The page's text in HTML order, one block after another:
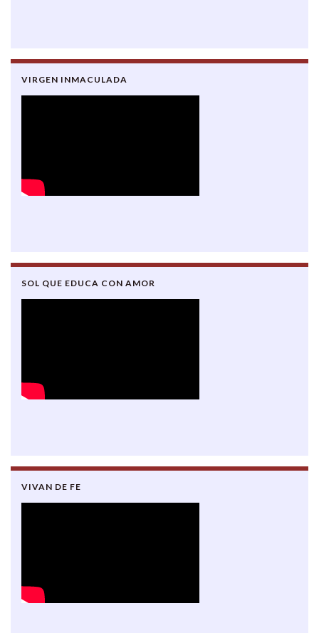
VIRGEN INMACULADA
SOL QUE EDUCA CON AMOR
VIVAN DE FE